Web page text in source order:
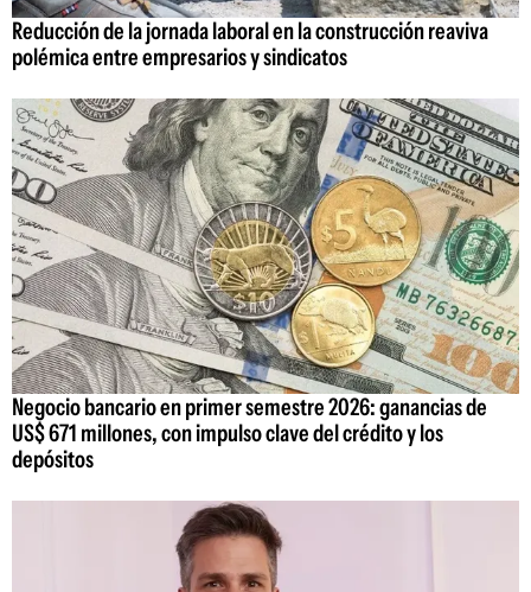
Reducción de la jornada laboral en la construcción reaviva
polémica entre empresarios y sindicatos
Negocio bancario en primer semestre 2026: ganancias de
US$ 671 millones, con impulso clave del crédito y los
depósitos